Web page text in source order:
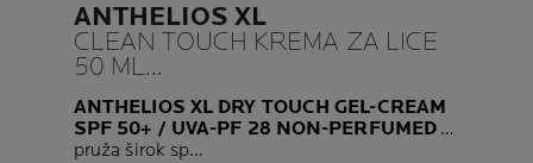
ANTHELIOS XL
CLEAN TOUCH KREMA ZA LICE
50 ML
PROTIV SJAJA I BEZ MIRISA
ANTHELIOS XL DRY TOUCH GEL-CREAM
SPF 50+ / UVA-PF 28 NON-PERFUMED
pruža širok sp...